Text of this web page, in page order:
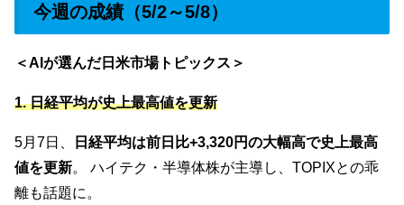
今週の成績（5/2～5/8）
＜AIが選んだ日米市場トピックス＞
1. 日経平均が史上最高値を更新
5月7日、
日経平均は前日比+3,320円の大幅高で史上最高
値を更新。 ハイテク・半導体株が主導し、TOPIXとの乖
離も話題に。